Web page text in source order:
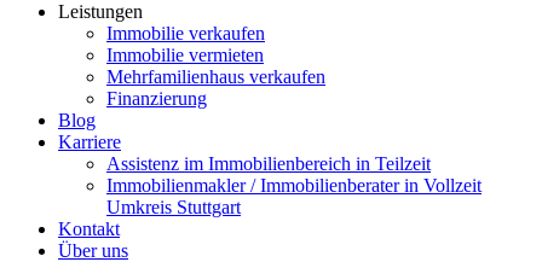
Leistungen
Immobilie verkaufen
Immobilie vermieten
Mehrfamilienhaus verkaufen
Finanzierung
Blog
Karriere
Assistenz im Immobilienbereich in Teilzeit
Immobilienmakler / Immobilienberater in Vollzeit
Umkreis Stuttgart
Kontakt
Über uns